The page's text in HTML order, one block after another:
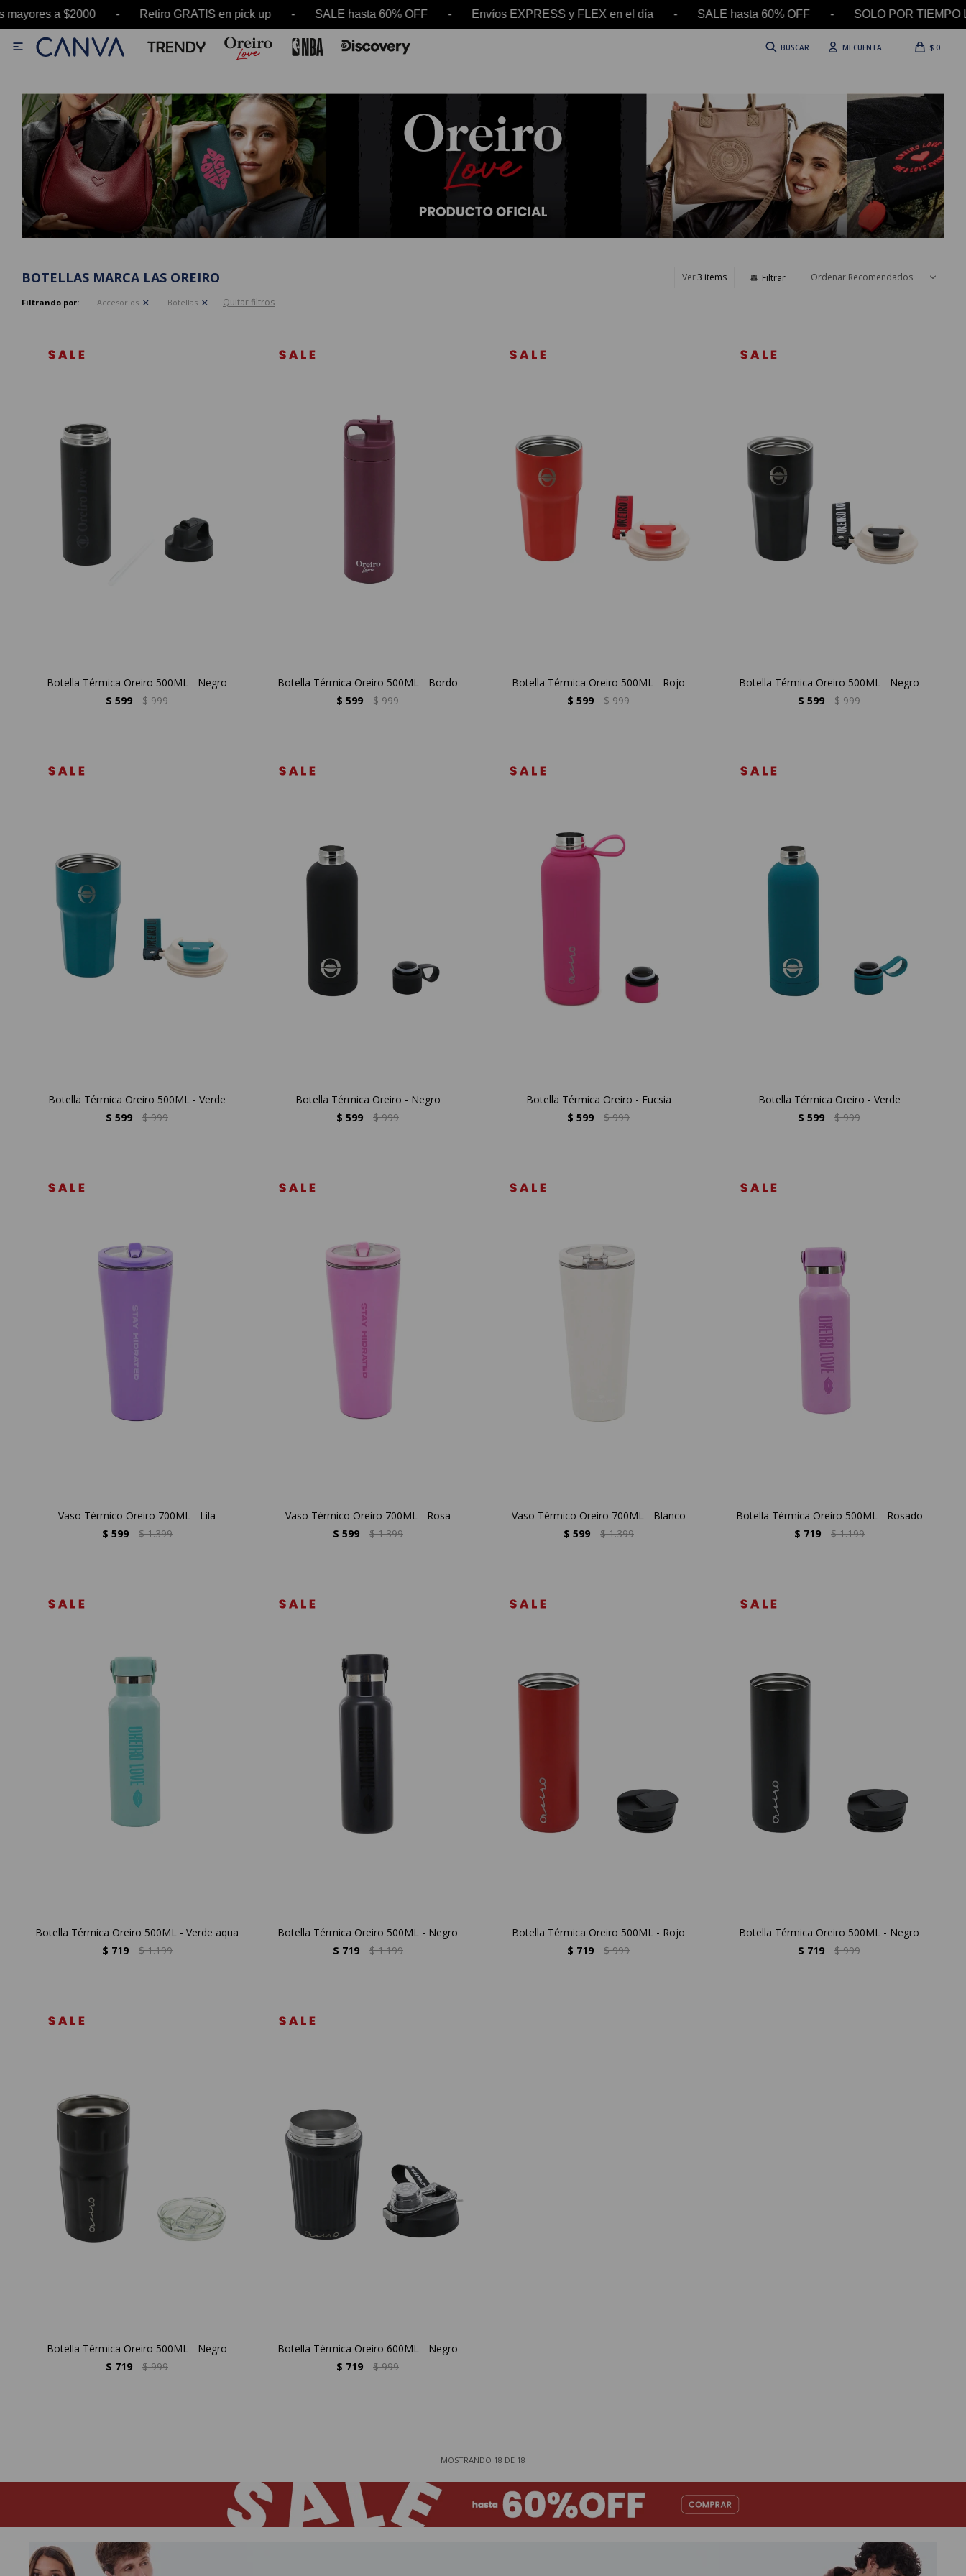
a $2000 - Retiro GRATIS en pick up - SALE hasta 60% OFF - Envíos EXPRESS y FLEX en el día - SALE hasta 60% OFF - SOLO POR TIEMPO
$ 0

BOTELLAS MARCA LAS OREIRO Ver Recomendados
Filtrando por: Accesorios Botellas Quitar filtros
Botella Térmica Oreiro 500ML - Negro
$ 599 $ 999
Botella Térmica Oreiro 500ML - Bordo
$ 599 $ 999
Botella Térmica Oreiro 500ML - Rojo
$ 599 $ 999
Botella Térmica Oreiro 500ML - Negro
$ 599 $ 999
Botella Térmica Oreiro 500ML - Verde
$ 599 $ 999
Botella Térmica Oreiro - Negro
$ 599 $ 999
Botella Térmica Oreiro - Fucsia
$ 599 $ 999
Botella Térmica Oreiro - Verde
$ 599 $ 999
Vaso Térmico Oreiro 700ML - Lila
$ 599 $ 1.399
Vaso Térmico Oreiro 700ML - Rosa
$ 599 $ 1.399
Vaso Térmico Oreiro 700ML - Blanco
$ 599 $ 1.399
Botella Térmica Oreiro 500ML - Rosado
$ 719 $ 1.199
Botella Térmica Oreiro 500ML - Verde aqua
$ 719 $ 1.199
Botella Térmica Oreiro 500ML - Negro
$ 719 $ 1.199
Botella Térmica Oreiro 500ML - Rojo
$ 719 $ 999
Botella Térmica Oreiro 500ML - Negro
$ 719 $ 999
Botella Térmica Oreiro 500ML - Negro
$ 719 $ 999
Botella Térmica Oreiro 600ML - Negro
$ 719 $ 999
MOSTRANDO 18 DE 18